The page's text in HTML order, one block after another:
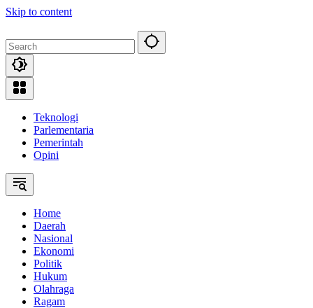
Skip to content
Teknologi
Parlementaria
Pemerintah
Opini
Home
Daerah
Nasional
Ekonomi
Politik
Hukum
Olahraga
Ragam